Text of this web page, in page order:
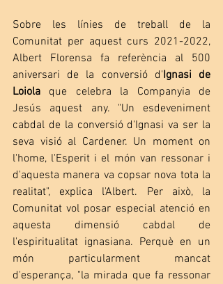
Sobre les línies de treball de la
Comunitat per aquest curs 2021-2022,
Albert Florensa fa referència al 500
aniversari de la conversió d'Ignasi de
Loiola que celebra la Companyia de
Jesús aquest any. "Un esdeveniment
cabdal de la conversió d'Ignasi va ser la
seva visió al Cardener. Un moment on
l'home, l'Esperit i el món van ressonar i
d'aquesta manera va copsar nova tota la
realitat", explica l'Albert. Per això, la
Comunitat vol posar especial atenció en
aquesta dimensió cabdal de
l'espiritualitat ignasiana. Perquè en un
món particularment mancat
d'esperança, "la mirada que fa ressonar